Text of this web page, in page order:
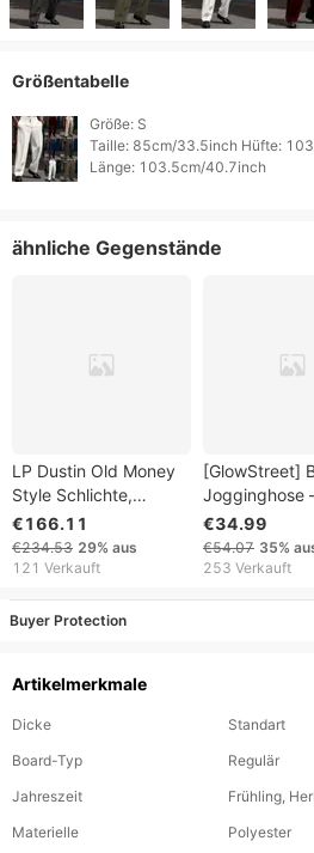
Größentabelle
Größe: S
Taille: 85cm/33.5inch Hüfte:
ähnliche Gegenstände
LP Dustin Old Money
Style Schlichte,
einfarbige Freizeithose
mit lockerem,
geradem Bein –
€166.11
€234.53 29% aus
121 Verkauft
[GlowStreet]
Jogginghose
Perlen |
mit weitem
€34.99
€54.07 35%
253 Verkauft
Buyer Protection
Artikelmerkmale
Dicke
Standart
Board-Typ
Regulär
Jahreszeit
Frühling,
Materielle
Polyester